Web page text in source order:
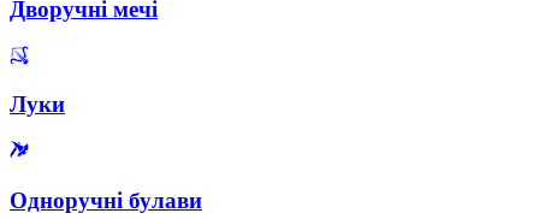
Дворучні мечі
Луки
Одноручні булави